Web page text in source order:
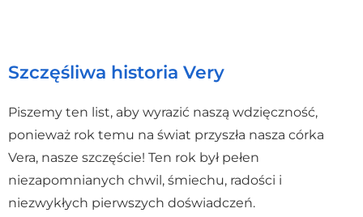
Szczęśliwa historia Very
Piszemy ten list, aby wyrazić naszą wdzięczność,
ponieważ rok temu na świat przyszła nasza córka
Vera, nasze szczęście! Ten rok był pełen
niezapomnianych chwil, śmiechu, radości i
niezwykłych pierwszych doświadczeń.